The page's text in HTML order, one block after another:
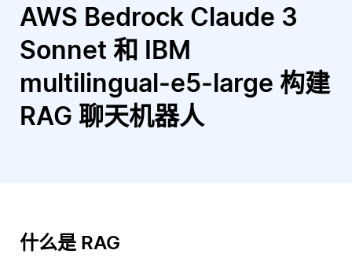
AWS Bedrock Claude 3
Sonnet 和 IBM
multilingual-e5-large 构建
RAG 聊天机器人
什么是 RAG